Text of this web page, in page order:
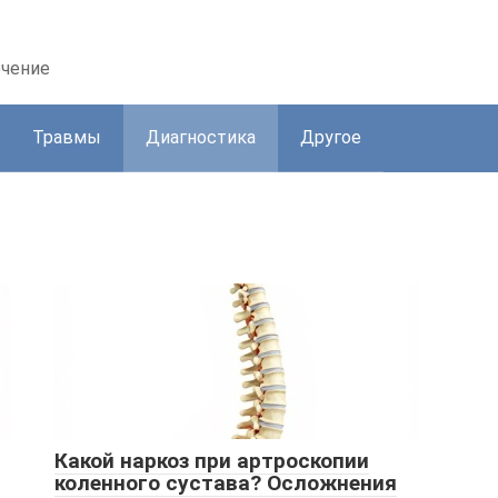
Травмы Диагностика Другое
Какой наркоз при артроскопии
коленного сустава? Осложнения